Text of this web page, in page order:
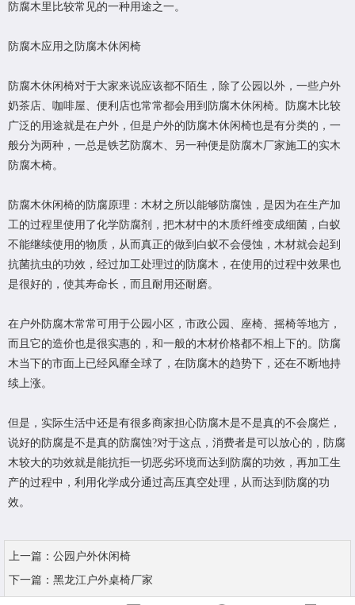
防腐木里比较常见的一种用途之一。
防腐木应用之防腐木休闲椅
防腐木休闲椅对于大家来说应该都不陌生，除了公园以外，一些户外
奶茶店、咖啡屋、便利店也常常都会用到防腐木休闲椅。防腐木比较
广泛的用途就是在户外，但是户外的防腐木休闲椅也是有分类的，一
般分为两种，一总是铁艺防腐木、另一种便是防腐木厂家施工的实木
防腐木椅。
防腐木休闲椅的防腐原理：木材之所以能够防腐蚀，是因为在生产加
工的过程里使用了化学防腐剂，把木材中的木质纤维变成细菌，白蚁
不能继续使用的物质，从而真正的做到白蚁不会侵蚀，木材就会起到
抗菌抗虫的功效，经过加工处理过的防腐木，在使用的过程中效果也
是很好的，使其寿命长，而且耐用还耐磨。
在户外防腐木常常可用于公园小区，市政公园、座椅、摇椅等地方，
而且它的造价也是很实惠的，和一般的木材价格都不相上下的。防腐
木当下的市面上已经风靡全球了，在防腐木的趋势下，还在不断地持
续上涨。
但是，实际生活中还是有很多商家担心防腐木是不是真的不会腐烂，
说好的防腐是不是真的防腐蚀?对于这点，消费者是可以放心的，防腐
木较大的功效就是能抗拒一切恶劣环境而达到防腐的功效，再加工生
产的过程中，利用化学成分通过高压真空处理，从而达到防腐的功
效。
上一篇： 公园户外休闲椅
下一篇： 黑龙江户外桌椅厂家